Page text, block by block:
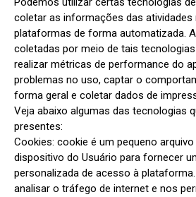
coletar as informações das atividades
plataformas de forma automatizada.
coletadas por meio de tais
realizar métricas de performance do
problemas no uso, captar o
forma geral e coletar dados de
Veja abaixo algumas das tecnologias
presentes:
Cookies: cookie é um pequeno
dispositivo do Usuário para fornecer
personalizada de acesso à
analisar o tráfego de internet e nos